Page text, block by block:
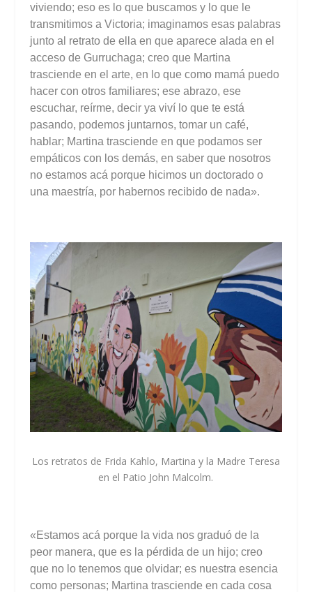
viviendo; eso es lo que buscamos y lo que le
transmitimos a Victoria; imaginamos esas palabras
junto al retrato de ella en que aparece alada en el
acceso de Gurruchaga; creo que Martina
trasciende en el arte, en lo que como mamá puedo
hacer con otros familiares; ese abrazo, ese
escuchar, reírme, decir ya viví lo que te está
pasando, podemos juntarnos, tomar un café,
hablar; Martina trasciende en que podamos ser
empáticos con los demás, en saber que nosotros
no estamos acá porque hicimos un doctorado o
una maestría, por habernos recibido de nada».
Los retratos de Frida Kahlo, Martina y la Madre Teresa
en el Patio John Malcolm.
«Estamos acá porque la vida nos graduó de la
peor manera, que es la pérdida de un hijo; creo
que no lo tenemos que olvidar; es nuestra esencia
como personas; Martina trasciende en cada cosa